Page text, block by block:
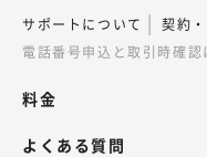
サポートについて
契約
電話番号申込と取引時確認
料金
よくある質問